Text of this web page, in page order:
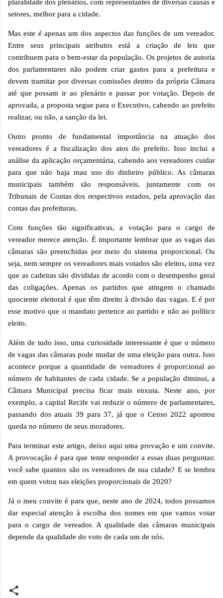
pluralidade dos plenários, com representantes de diversas causas e
setores, melhor para a cidade.
Mas este é apenas um dos aspectos das funções de um vereador.
Entre seus principais atributos está a criação de leis que
contribuem para o bem-estar da população. Os projetos de autoria
dos parlamentares não podem criar gastos para a prefeitura e
devem tramitar por diversas comissões dentro da própria Câmara
até que possam ir ao plenário e passar por votação. Depois de
aprovada, a proposta segue para o Executivo, cabendo ao prefeito
realizar, ou não, a sanção da lei.
Outro pronto de fundamental importância na atuação dos
vereadores é a fiscalização dos atos do prefeito. Isso inclui a
análise da aplicação orçamentária, cabendo aos vereadores cuidar
para que não haja mau uso do dinheiro público. As câmaras
municipais também são responsáveis, juntamente com os
Tribunais de Contas dos respectivos estados, pela aprovação das
contas das prefeituras.
Com funções tão significativas, a votação para o cargo de
vereador merece atenção. É importante lembrar que as vagas das
câmaras são preenchidas por meio do sistema proporcional. Ou
seja, nem sempre os vereadores mais votados são eleitos, uma vez
que as cadeiras são divididas de acordo com o desempenho geral
das coligações. Apenas os partidos que atingem o chamado
quociente eleitoral é que têm direito à divisão das vagas. E é por
esse motivo que o mandato pertence ao partido e não ao político
eleito.
Além de tudo isso, uma curiosidade interessante é que o número
de vagas das câmaras pode mudar de uma eleição para outra. Isso
acontece porque a quantidade de vereadores é proporcional ao
número de habitantes de cada cidade. Se a população diminui, a
Câmara Municipal precisa ficar mais enxuta. Neste ano, por
exemplo, a capital Recife vai reduzir o número de parlamentares,
passando dos atuais 39 para 37, já que o Censo 2022 apontou
queda no número de seus moradores.
Para terminar este artigo, deixo aqui uma provação e um convite.
A provocação é para que tente responder a essas duas perguntas:
você sabe quantos são os vereadores de sua cidade? E se lembra
em quem votou nas eleições proporcionais de 2020?
Já o meu convite é para que, neste ano de 2024, todos possamos
dar especial atenção à escolha dos nomes em que vamos votar
para o cargo de vereador. A qualidade das câmaras municipais
depende da qualidade do voto de cada um de nós.